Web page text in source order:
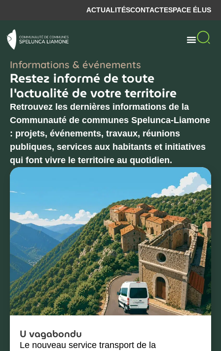
ACTUALITÉSCONTACTESPACE ÉLUS
Informations & événements
Restez informé de toute
l'actualité de votre territoire
Retrouvez les dernières informations de la
Communauté de communes Spelunca-Liamone
: projets, événements, travaux, réunions
publiques, services aux habitants et initiatives
qui font vivre le territoire au quotidien.
U vagabondu
Le nouveau service transport de la